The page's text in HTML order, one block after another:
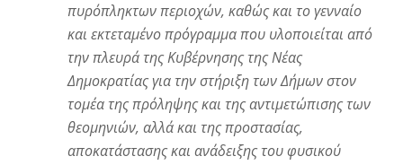
πυρόπληκτων περιοχών, καθώς και το γενναίο
και εκτεταμένο πρόγραμμα που υλοποιείται από
την πλευρά της Κυβέρνησης της Νέας
Δημοκρατίας για την στήριξη των Δήμων στον
τομέα της πρόληψης και της αντιμετώπισης των
θεομηνιών, αλλά και τηςπροστασίας,
αποκατάστασης και ανάδειξης του φυσικού